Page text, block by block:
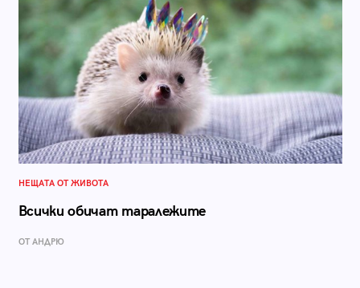
НЕЩАТА ОТ ЖИВОТА
Всички обичат таралежите
ОТ АНДРЮ